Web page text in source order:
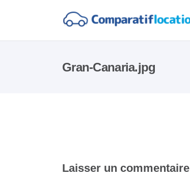
Gran-Canaria.jpg
Laisser un commentaire